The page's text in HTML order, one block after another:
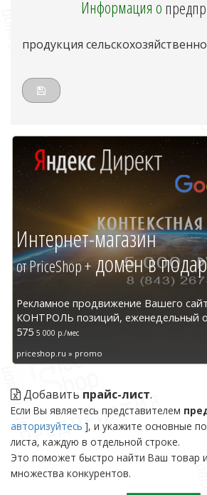
Информация о
продукция
Интернет-магазин
от PriceShop +домен в
Рекламное продвижение Вашего
КОНТРОЛЬ позиций, еженедельный
575 5 000 р./мес
priceshop.ru » promo
Добавить прайс-лист.
Если Вы являетесь представителем
авторизуйтесь ], и укажите основные
листа, каждую в отдельной строке.
Это поможет быстро найти Ваш товар
множества конкурентов.